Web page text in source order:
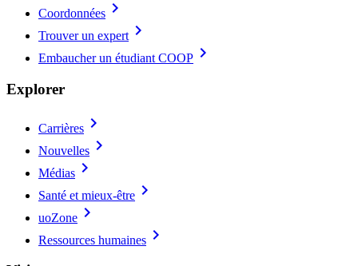
Coordonnées chevron_right
Trouver un expert chevron_right
Embaucher un étudiant COOP chevron_right
Explorer
Carrières chevron_right
Nouvelles chevron_right
Médias chevron_right
Santé et mieux-être chevron_right
uoZone chevron_right
Ressources humaines chevron_right